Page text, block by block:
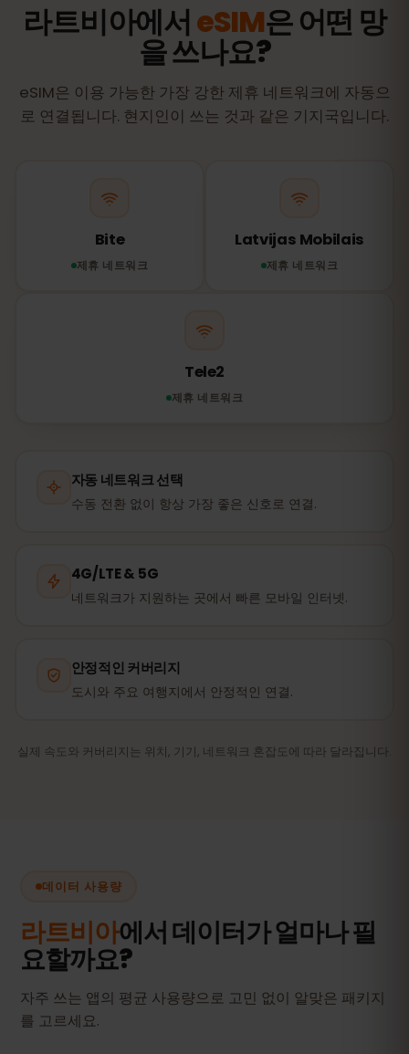
라트비아에서eSIM은 어떤 망
을 쓰나요?
eSIM은 이용 가능한 가장 강한 제휴 네트워크에 자동으
로 연결됩니다. 현지인이 쓰는 것과 같은 기지국입니다.
Bite
제휴 네트워크
Latvijas Mobilais
제휴 네트워크
Tele2
제휴 네트워크
자동 네트워크 선택
수동 전환 없이 항상 가장 좋은 신호로 연결.
4G/LTE & 5G
네트워크가 지원하는 곳에서 빠른 모바일 인터넷.
안정적인 커버리지
도시와 주요 여행지에서 안정적인 연결.
실제 속도와 커버리지는 위치, 기기, 네트워크 혼잡도에 따라 달라집니다.
데이터 사용량
라트비아에서 데이터가 얼마나 필
요할까요?
자주 쓰는 앱의 평균 사용량으로 고민 없이 알맞은 패키지
를 고르세요.